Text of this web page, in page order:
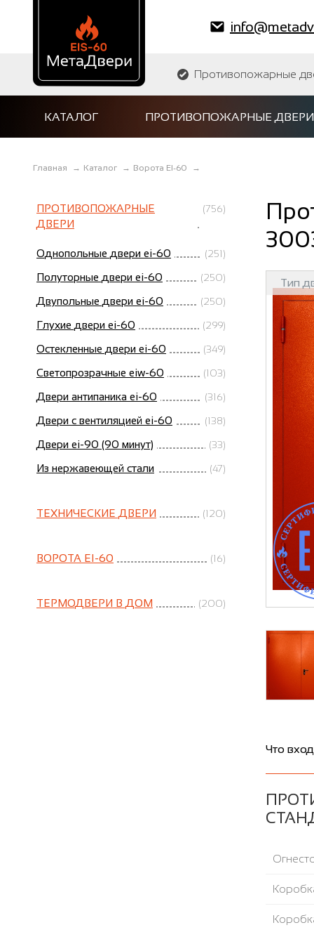
Противопожарные
КАТАЛОГ ПРОТИВОПОЖАРНЫЕ ДВЕРИ
Главная → Каталог → Ворота EI-60 →
ПРОТИВОПОЖАРНЫЕ
ДВЕРИ
(756)
Однопольные двери ei-60 (251)
Полуторные двери ei-60 (250)
Двупольные двери ei-60 (250)
Глухие двери ei-60 (299)
Остекленные двери ei-60 (349)
Светопрозрачные eiw-60 (103)
Двери антипаника ei-60 (316)
Двери с вентиляцией ei-60 (138)
Двери ei-90 (90 минут) (33)
Из нержавеющей стали (47)
ТЕХНИЧЕСКИЕ ДВЕРИ (120)
ВОРОТА EI-60 (16)
ТЕРМОДВЕРИ В ДОМ (200)
Тип
Что